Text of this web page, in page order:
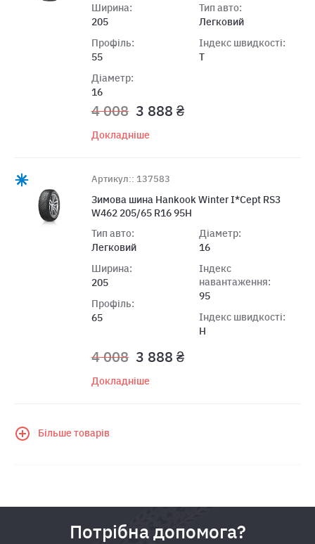
Ширина:
205
Профіль:
55
Діаметр:
16
Тип авто:
Легковий
Індекс швидкості:
T
4 008 3 888 ₴
Докладніше
Артикул:: 137583
Зимова шина Hankook Winter I*Cept RS3
W462 205/65 R16 95H
Тип авто:
Легковий
Ширина:
205
Профіль:
65
Діаметр:
16
Індекс
навантаження:
95
Індекс швидкості:
H
4 008 3 888 ₴
Докладніше
Більше товарів
Потрібна допомога?